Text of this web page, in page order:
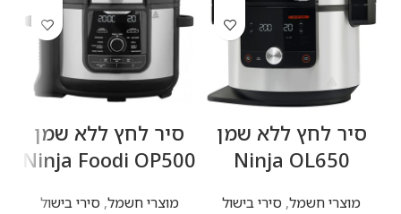
‏סיר לחץ ‏ללא שמן
Ninja OL650
מוצרי חשמל, סירי בישול
‏סיר לחץ ‏ללא שמן
Ninja Foodi OP500
מוצרי חשמל, סירי בישול